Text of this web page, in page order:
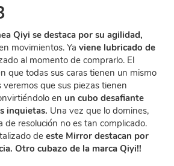
Qiyi se destaca por su agilidad,
movimientos. Ya viene lubricado de
al momento de comprarlo. El
que todas sus caras tienen un mismo
veremos que sus piezas tienen
en un cubo desafiante
inquietas. Una vez que lo domines,
de resolución no es tan complicado.
de este Mirror destacan por
Otro cubazo de la marca Qiyi!!